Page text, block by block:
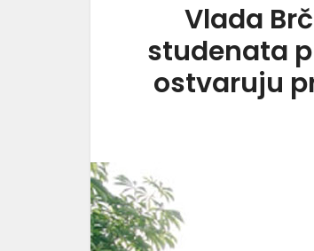
Vlada
studenata
ostvaruju